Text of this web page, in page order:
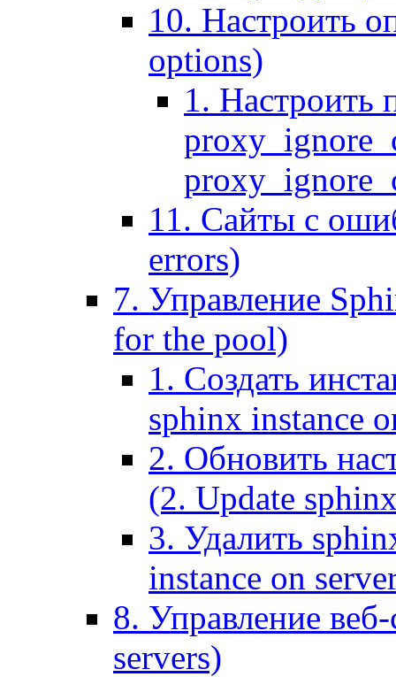
10. Настроить
options)
1. Настроить
11. Сайты с
errors)
7. Управление
for the pool)
1. Создать
sphinx instance
2. Обновить
(2. Update
3. Удалить
instance on
8. Управление
servers)